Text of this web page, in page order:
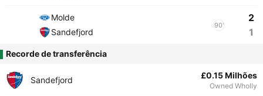
Molde
Sandefjord
90'
2
1
Recorde de transferência
Sandefjord £0.15 Milhões
Owned Wholly